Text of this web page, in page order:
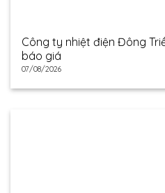
Công ty nhiệt điện Đông
báo giá
07/08/2026